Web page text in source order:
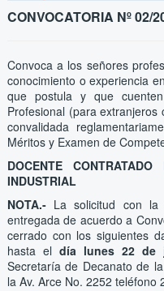
CONVOCATORIA Nº 02/
Convoca a los señores
conocimiento o experiencia
que postula y que
Profesional (para
convalidada
Méritos y Examen de
DOCENTE
INDUSTRIAL
NOTA.- La solicitud con la
entregada de acuerdo a
cerrado con los siguientes
hasta el día lunes 22
Secretaría de Decanato de
la Av. Arce No. 2252 teléfono